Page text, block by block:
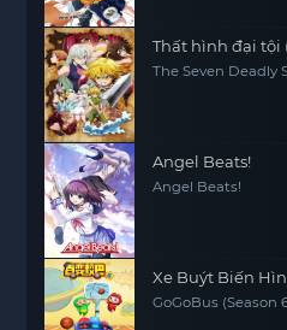
Thất hình đại tội
The Seven Deadly
Angel Beats!
Angel Beats!
Xe Buýt Biến
GoGoBus (Season